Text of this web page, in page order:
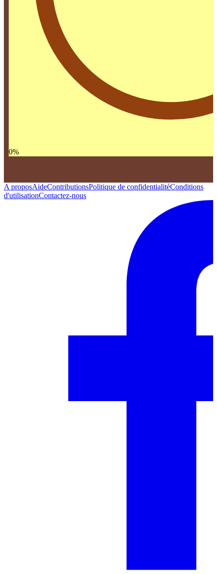
0%
A proposAideContributionsPolitique de confidentialitéConditions
d'utilisationContactez-nous